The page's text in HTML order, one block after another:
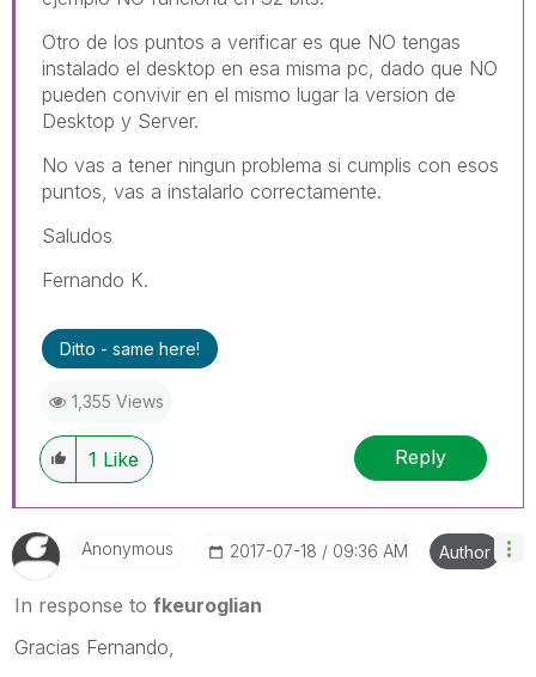
Otro de los puntos a verificar es que NO tengas
instalado el desktop en esa misma pc, dado que NO
pueden convivir en el mismo lugar la version de
Desktop y Server.
No vas a tener ningun problema si cumplis con esos
puntos, vas a instalarlo correctamente.
Saludos
Fernando K.
Ditto - same here!
1,355 Views
1 Like Reply
Anonymous ‎2017-07-18 09:36 AM Author
In response to fkeuroglian
Gracias Fernando,